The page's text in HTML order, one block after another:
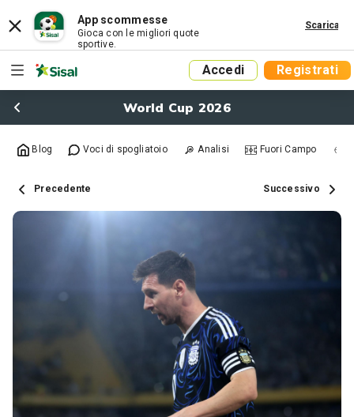
App scommesse
Gioca con le migliori quote
sportive.
Scarica
Accedi Registrati
World Cup 2026
Blog Voci di spogliatoio Analisi Fuori Campo
Precedente Successivo